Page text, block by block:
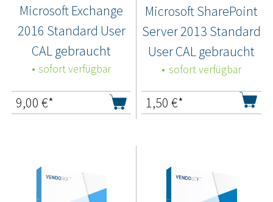
Microsoft Exchange
2016 Standard User
CAL gebraucht
sofort verfügbar
9,00 €*
Microsoft SharePoint
Server 2013 Standard
User CAL gebraucht
sofort verfügbar
1,50 €*